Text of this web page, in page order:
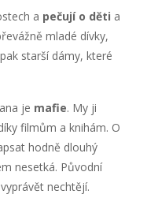
a pečují o děti a
mladé dívky,
starší dámy, které
je mafie. My ji
filmům a knihám. O
hodně dlouhý
nesetká. Původní
nechtějí.